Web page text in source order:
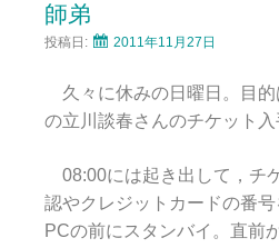
師弟
投稿日: 2011年11月27日
久々に休みの日曜日。目的
の立川談春さんのチケット入
08:00には起き出して，チ
認やクレジットカードの番
PCの前にスタンバイ。直前